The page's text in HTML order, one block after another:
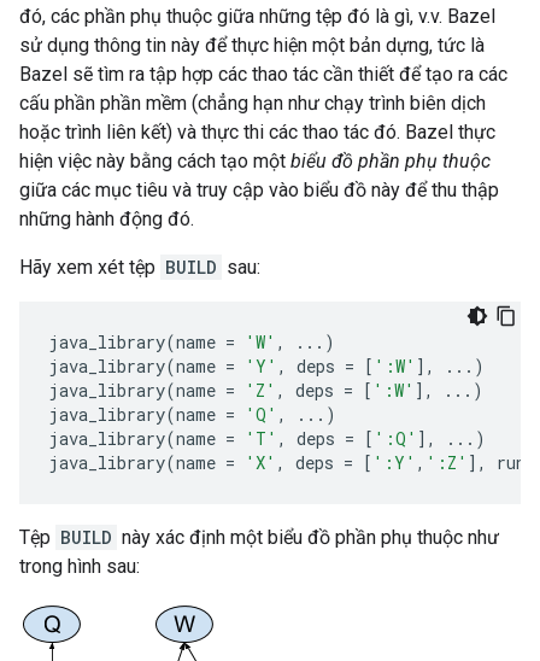
đó, các phần phụ thuộc giữa những tệp đó là gì, v.v. Bazel
sử dụng thông tin này để thực hiện một bản dựng, tức là
Bazel sẽ tìm ra tập hợp các thao tác cần thiết để tạo ra các
cấu phần phần mềm (chẳng hạn như chạy trình biên dịch
hoặc trình liên kết) và thực thi các thao tác đó. Bazel thực
hiện việc này bằng cách tạo một biểu đồ phần phụ thuộc
giữa các mục tiêu và truy cập vào biểu đồ này để thu thập
những hành động đó.
Hãy xem xét tệp BUILD sau:
java_library(name = 'W' , ... )
java_library(name = 'Y' , deps = [ ':W' ], ... )
java_library(name = 'Z' , deps = [ ':W' ], ... )
java_library(name = 'Q' , ... )
java_library(name = 'T' , deps = [ ':Q' ], ... )
java_library(name = 'X' , deps = [ ':Y' , ':Z' ],
Tệp BUILD này xác định một biểu đồ phần phụ thuộc như
trong hình sau: